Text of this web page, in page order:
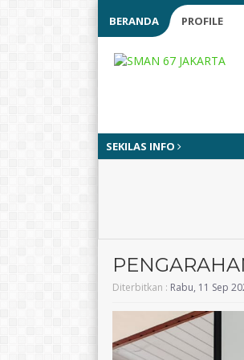
BERANDA PROFILE
SEKILAS INFO
Diterbitkan : Rabu, 11 Sep